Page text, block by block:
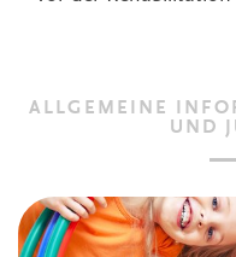
ALLGEMEINE
UND